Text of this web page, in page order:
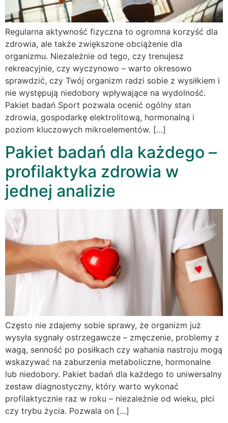
Regularna aktywność fizyczna to ogromna korzyść dla
zdrowia, ale także zwiększone obciążenie dla
organizmu. Niezależnie od tego, czy trenujesz
rekreacyjnie, czy wyczynowo – warto okresowo
sprawdzić, czy Twój organizm radzi sobie z wysiłkiem i
nie występują niedobory wpływające na wydolność.
Pakiet badań Sport pozwala ocenić ogólny stan
zdrowia, gospodarkę elektrolitową, hormonalną i
poziom kluczowych mikroelementów. […]
Pakiet badań dla każdego –
profilaktyka zdrowia w
jednej analizie
Często nie zdajemy sobie sprawy, że organizm już
wysyła sygnały ostrzegawcze – zmęczenie, problemy z
wagą, senność po posiłkach czy wahania nastroju mogą
wskazywać na zaburzenia metaboliczne, hormonalne
lub niedobory. Pakiet badań dla każdego to uniwersalny
zestaw diagnostyczny, który warto wykonać
profilaktycznie raz w roku – niezależnie od wieku, płci
czy trybu życia. Pozwala on […]